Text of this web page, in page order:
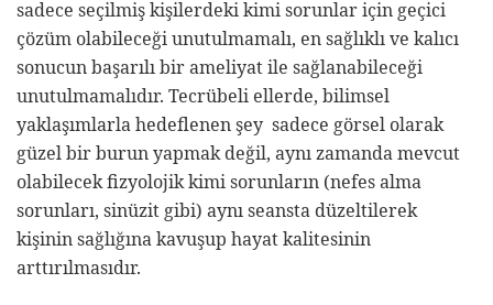
sadece seçilmiş kişilerdeki kimi sorunlar için geçici
çözüm olabileceği unutulmamalı, en sağlıklı ve kalıcı
sonucun başarılı bir ameliyat ile sağlanabileceği
unutulmamalıdır. Tecrübeli ellerde, bilimsel
yaklaşımlarla hedeflenen şey sadece görsel olarak
güzel bir burun yapmak değil, aynı zamanda mevcut
olabilecek fizyolojik kimi sorunların (nefes alma
sorunları, sinüzit gibi) aynı seansta düzeltilerek
kişinin sağlığına kavuşup hayat kalitesinin
arttırılmasıdır.